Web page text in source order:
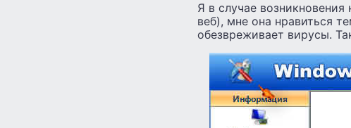
Я в случае
веб), мне она нравиться
обезвреживает вирусы.